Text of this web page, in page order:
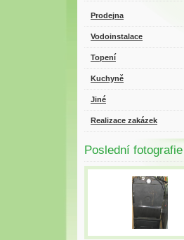
Prodejna
Vodoinstalace
Topení
Kuchyně
Jiné
Realizace zakázek
Poslední fotografie